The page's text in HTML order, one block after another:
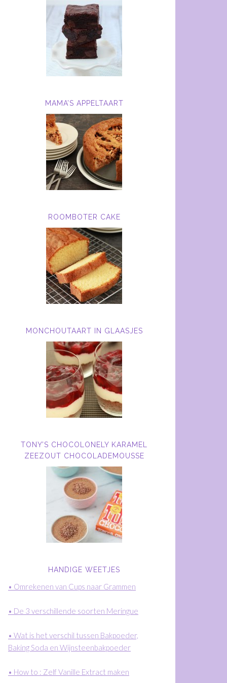
MAMA’S APPELTAART
ROOMBOTER CAKE
MONCHOUTAART IN GLAASJES
TONY’S CHOCOLONELY KARAMEL
ZEEZOUT CHOCOLADEMOUSSE
HANDIGE WEETJES
• Omrekenen van Cups naar Grammen
• De 3 verschillende soorten Meringue
• Wat is het verschil tussen Bakpoeder,
Baking Soda en Wijnsteenbakpoeder
• How to : Zelf Vanille Extract maken